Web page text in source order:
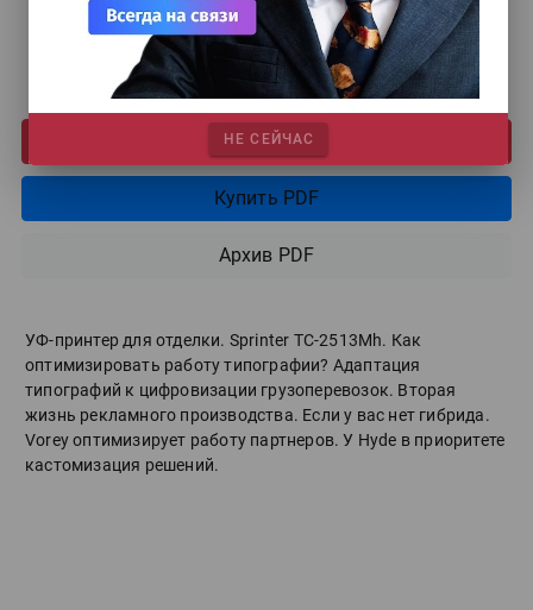
Выпуск #07/26
Подписаться
Купить PDF
Архив PDF
УФ-принтер для отделки. Sprinter ТС-2513Mh. Как
оптимизировать работу типографии? Адаптация
типографий к цифровизации грузоперевозок. Вторая
жизнь рекламного производства. Если у вас нет гибрида.
Vorey оптимизирует работу партнеров. У Hyde в приоритете
кастомизация решений.
НЕ СЕЙЧАС